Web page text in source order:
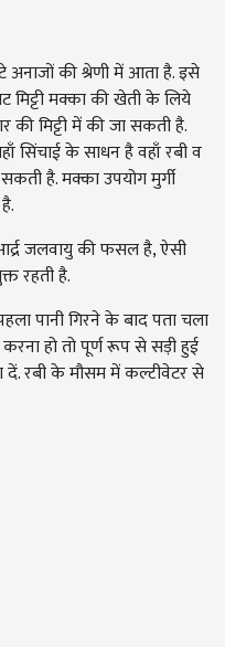
अनाजों की श्रेणी में आता है. इसे
मिट्टी मक्का की खेती के लिये
की मिट्टी में की जा सकती है.
के साधन है वहाँ रबी व
है. मक्का उपयोग मुर्गी
जलवायु की फसल है, ऐसी
रहती है.
पानी गिरने के बाद पता चला
करना हो तो पूर्ण रूप से सड़ी हुई
रबी के मौसम में कल्टीवेटर से